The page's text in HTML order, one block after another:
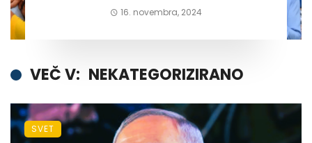
16. novembra, 2024
VEČ V: NEKATEGORIZIRANO
SVET